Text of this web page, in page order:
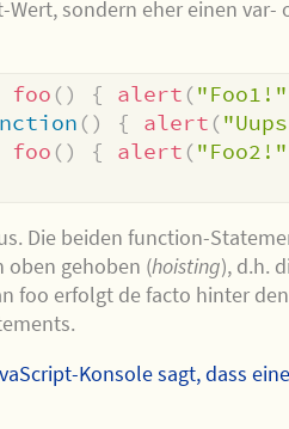
Wert, sondern eher einen var-
foo () { alert ("Foo1!"
() { alert (
foo () { alert ("Foo2!"
Die beiden function-
oben gehoben (hoisting), d.h.
foo erfolgt de facto hinter
Konsole sagt, dass